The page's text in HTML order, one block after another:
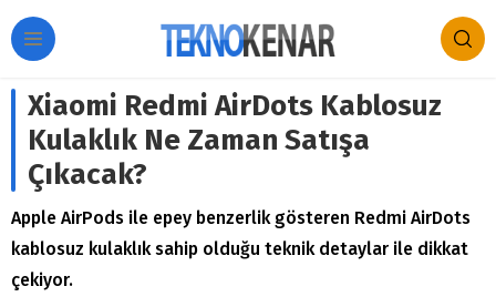
Xiaomi Redmi AirDots Kablosuz
Kulaklık Ne Zaman Satışa
Çıkacak?
Apple AirPods ile epey benzerlik gösteren Redmi AirDots
kablosuz kulaklık sahip olduğu teknik detaylar ile dikkat
çekiyor.